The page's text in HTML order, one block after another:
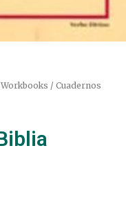
Workbooks / Cuadernos